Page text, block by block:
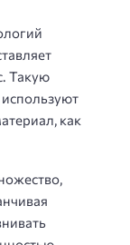
Такую
как